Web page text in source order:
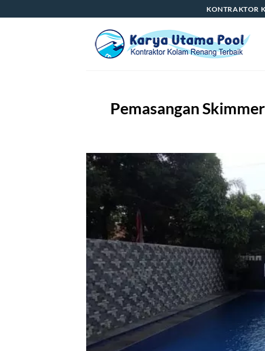
to
KONTRAKTOR
Pemasangan